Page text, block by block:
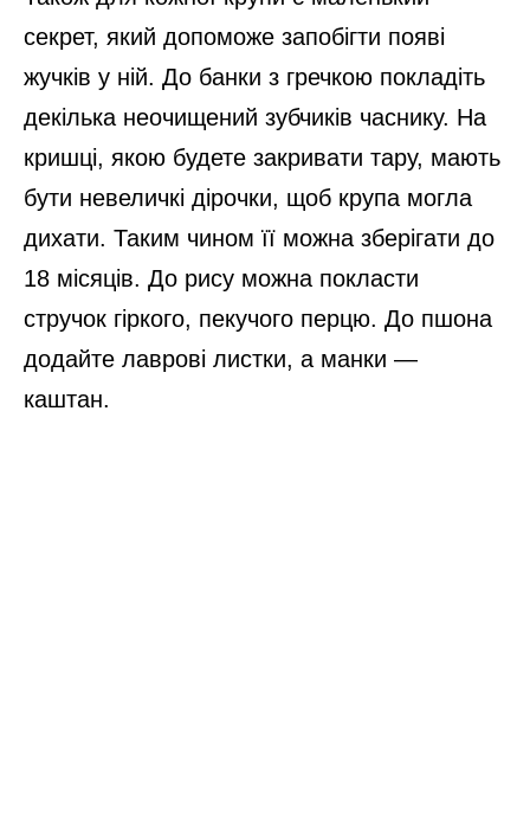
секрет, який допоможе запобігти появі
жучків у ній. До банки з гречкою покладіть
декілька неочищений зубчиків часнику. На
кришці, якою будете закривати тару, мають
бути невеличкі дірочки, щоб крупа могла
дихати. Таким чином її можна зберігати до
18 місяців. До рису можна покласти
стручок гіркого, пекучого перцю. До пшона
додайте лаврові листки, а манки —
каштан.